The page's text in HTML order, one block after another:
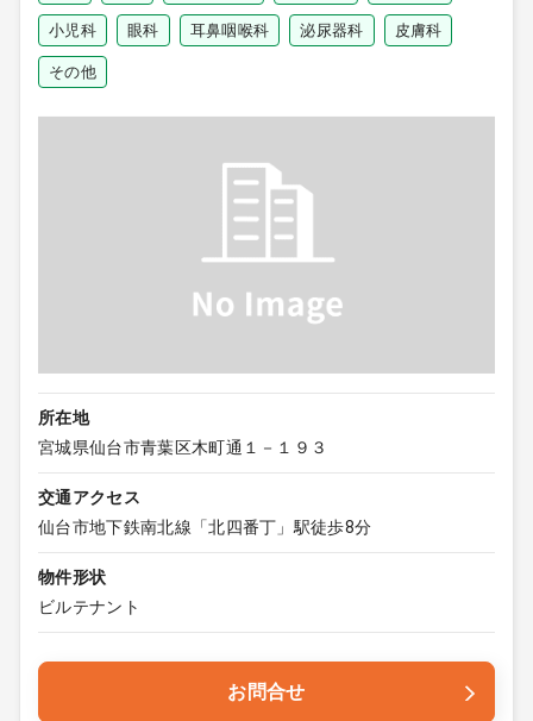
小児科 眼科 耳鼻咽喉科 泌尿器科 皮膚科
その他
所在地
宮城県仙台市青葉区木町通１－１９３
交通アクセス
仙台市地下鉄南北線「北四番丁」駅徒歩8分
物件形状
ビルテナント
お問合せ